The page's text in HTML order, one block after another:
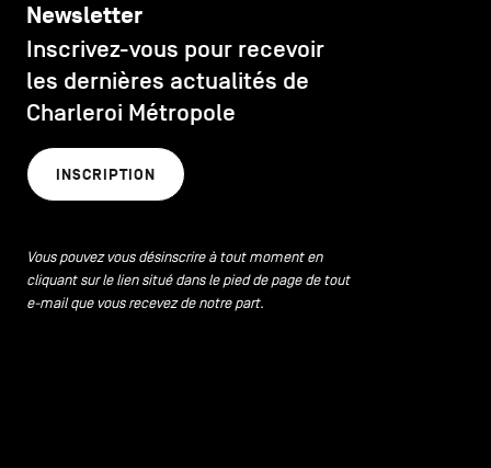
Newsletter
Inscrivez-vous pour recevoir
les dernières actualités de
Charleroi Métropole
INSCRIPTION
Vous pouvez vous désinscrire à tout moment en
cliquant sur le lien situé dans le pied de page de tout
e-mail que vous recevez de notre part.